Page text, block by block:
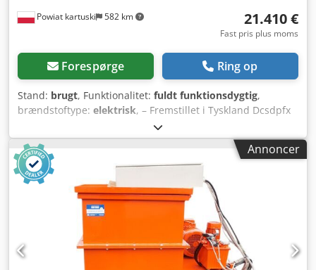
Powiat kartuski 582 km 21.410 €
Fast pris plus moms
Forespørge Ring op
Stand: brugt, Funktionalitet: fuldt funktionsdygtig,
brændstoftype: elektrisk, – Fremstillet i Tyskland Dcsdpfx
Agozr Ipns Aek TEKNISKE SPECIFIKATIONER: – Fire rotorer
(aksler) – Rotorernes diameter: 280 mm – Hovedmotor: 2 x
18,5 kW – Indføringsdimension: 700 x 750 mm –
Påføringsdimension: 1270 x 1300 mm – Ekstra
påføringsdimension: 2000 x 1900 mm, højde 760 mm –
Sigt: Ø 30 mm – Antal knive: 74 – Autorevers – Dimensioner
(L/B/H): 220 x 150 x 200 cm – Transportdimensioner (L/B/H):
310 x 220 x 200 cm – Vægt: ~2500 kg
Annoncer